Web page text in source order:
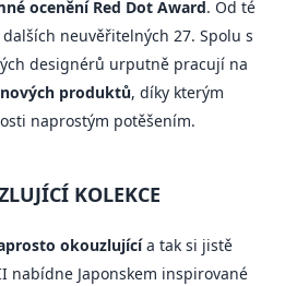
ocenění Red Dot Award. Od té
neuvěřitelných 27. Spolu s
designérů urputně pracují na
produktů, díky kterým
naprostým potěšením.
KOLEKCE
okouzlujícía tak si jistě
nabídne Japonskem inspirované